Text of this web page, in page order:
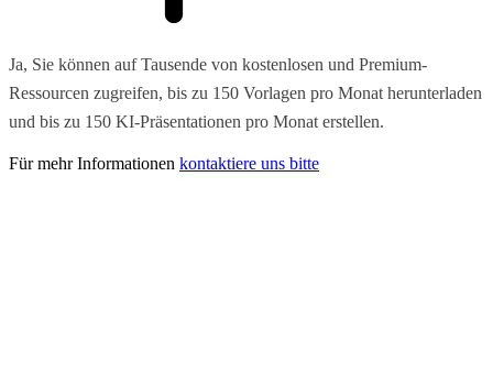
Ja, Sie können auf Tausende von kostenlosen und Premium-
Ressourcen zugreifen, bis zu 150 Vorlagen pro Monat herunterladen
und bis zu 150 KI-Präsentationen pro Monat erstellen.
Für mehr Informationen kontaktiere uns bitte